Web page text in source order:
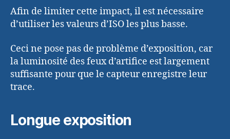
Afin de limiter cette impact, il est nécessaire
d’utiliser les valeurs d’ISO les plus basse.
Ceci ne pose pas de problème d’exposition, car
la luminosité des feux d’artifice est largement
suffisante pour que le capteur enregistre leur
trace.
Longue exposition